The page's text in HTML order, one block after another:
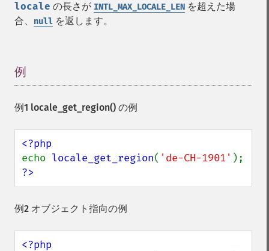
locale の長さが INTL_MAX_LOCALE_LEN を超えた場
合、
null を返します。
例
例1 locale_get_region() の例
echo locale_get_region( 'de-CH-1901'
?>
例2 オブジェクト指向の例